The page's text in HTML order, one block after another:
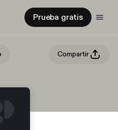
Prueba gratis
Compartir